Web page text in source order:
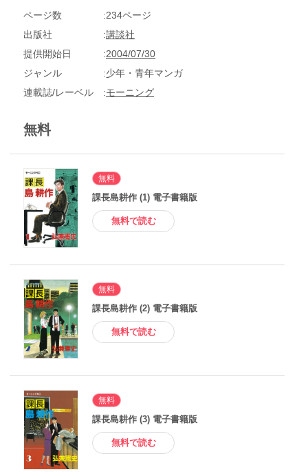
人運転手のソーチャムとともに、チャレンジ開始だ！
ページ数
234ページ
出版社
講談社
提供開始日
2004/07/30
ジャンル
少年・青年マンガ
連載誌/レーベル
モーニング
無料
無料
課長島耕作 (1) 電子書籍版
無料で読む
無料
課長島耕作 (2) 電子書籍版
無料で読む
無料
課長島耕作 (3) 電子書籍版
無料で読む